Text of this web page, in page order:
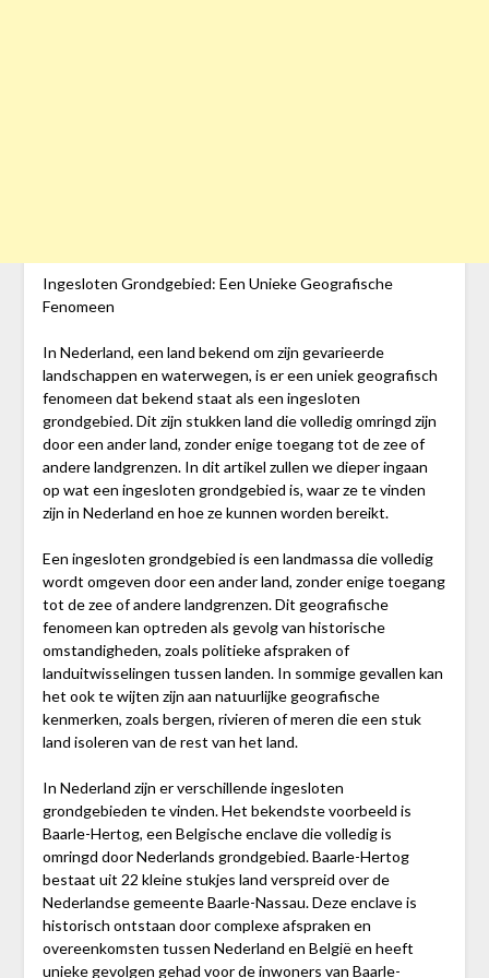
Ingesloten Grondgebied: Een Unieke Geografische
Fenomeen
In Nederland, een land bekend om zijn gevarieerde
landschappen en waterwegen, is er een uniek geografisch
fenomeen dat bekend staat als een ingesloten
grondgebied. Dit zijn stukken land die volledig omringd zijn
door een ander land, zonder enige toegang tot de zee of
andere landgrenzen. In dit artikel zullen we dieper ingaan
op wat een ingesloten grondgebied is, waar ze te vinden
zijn in Nederland en hoe ze kunnen worden bereikt.
Een ingesloten grondgebied is een landmassa die volledig
wordt omgeven door een ander land, zonder enige toegang
tot de zee of andere landgrenzen. Dit geografische
fenomeen kan optreden als gevolg van historische
omstandigheden, zoals politieke afspraken of
landuitwisselingen tussen landen. In sommige gevallen kan
het ook te wijten zijn aan natuurlijke geografische
kenmerken, zoals bergen, rivieren of meren die een stuk
land isoleren van de rest van het land.
In Nederland zijn er verschillende ingesloten
grondgebieden te vinden. Het bekendste voorbeeld is
Baarle-Hertog, een Belgische enclave die volledig is
omringd door Nederlands grondgebied. Baarle-Hertog
bestaat uit 22 kleine stukjes land verspreid over de
Nederlandse gemeente Baarle-Nassau. Deze enclave is
historisch ontstaan door complexe afspraken en
overeenkomsten tussen Nederland en België en heeft
unieke gevolgen gehad voor de inwoners van Baarle-